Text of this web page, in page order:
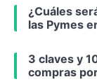
¿Cuáles
las Pymes
3 claves y
compras